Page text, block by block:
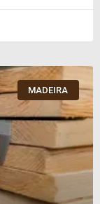
MADEIRA